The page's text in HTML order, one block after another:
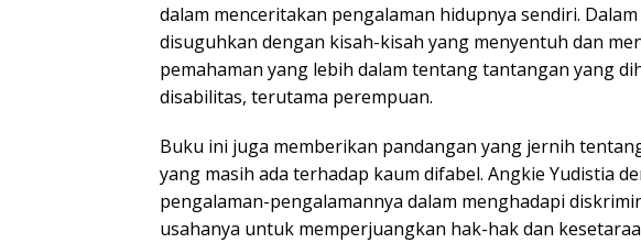
dalam menceritakan pengalaman hidupnya sendiri.
disuguhkan dengan kisah-kisah yang menyentuh dan
pemahaman yang lebih dalam tentang tantangan yang
disabilitas, terutama perempuan.
Buku ini juga memberikan pandangan yang jernih
yang masih ada terhadap kaum difabel. Angkie Yudistia
pengalaman-pengalamannya dalam menghadapi
usahanya untuk memperjuangkan hak-hak dan